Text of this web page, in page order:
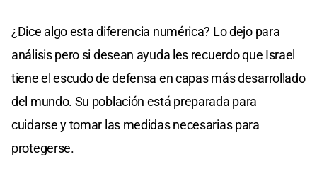
¿Dice algo esta diferencia numérica? Lo dejo para
análisis pero si desean ayuda les recuerdo que Israel
tiene el escudo de defensa en capas más desarrollado
del mundo. Su población está preparada para
cuidarse y tomar las medidas necesarias para
protegerse.